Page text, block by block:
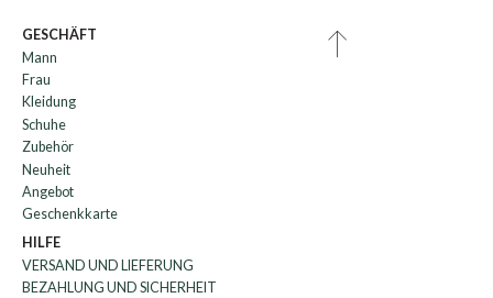
GESCHÄFT
Mann
Frau
Kleidung
Schuhe
Zubehör
Neuheit
Angebot
Geschenkkarte
HILFE
VERSAND UND LIEFERUNG
BEZAHLUNG UND SICHERHEIT